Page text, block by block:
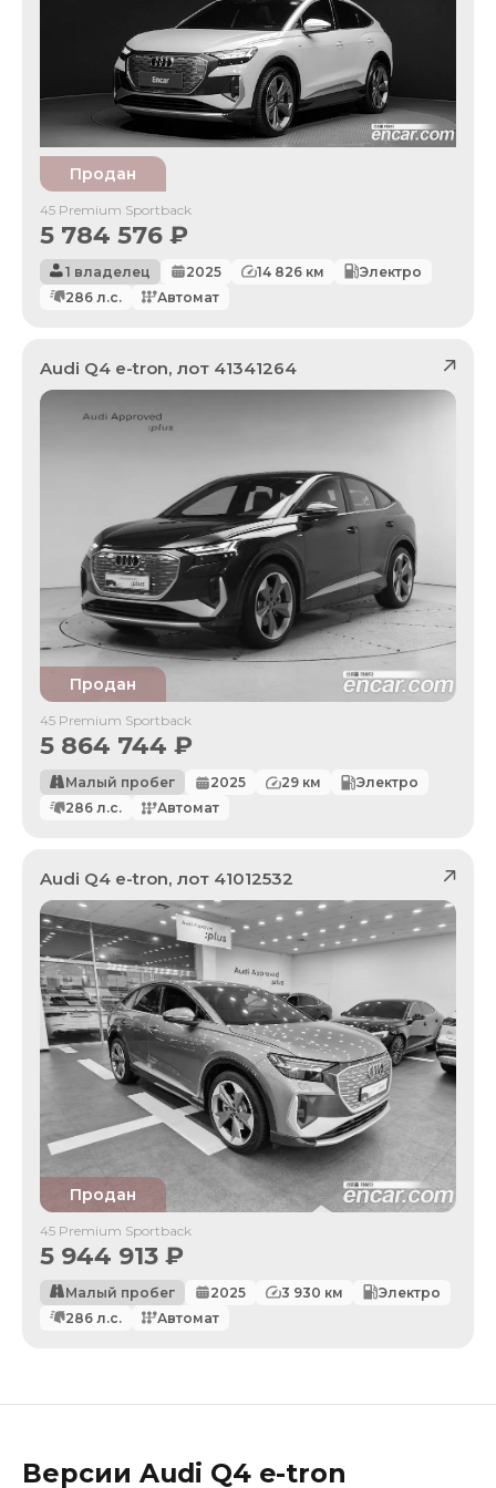
Продан
45 Premium Sportback
5 784 576 ₽
1 владелец 2025 14 826 км
Электро
286 л.с. Автомат
Audi Q4 e-tron, лот 41341264
Продан
45 Premium Sportback
5 864 744 ₽
Малый пробег 2025 29 км
Электро
286 л.с. Автомат
Audi Q4 e-tron, лот 41012532
Продан
45 Premium Sportback
5 944 913 ₽
Малый пробег 2025 3 930 км
Электро
286 л.с. Автомат
Версии Audi Q4 e-tron